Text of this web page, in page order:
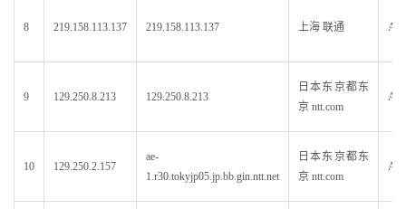
8 219.158.113.137 219.158.113.137 上海 联通
9 129.250.8.213 129.250.8.213
日本东京都东
京 ntt.com
10 129.250.2.157
ae-
1.r30.tokyjp05.jp.bb.gin.ntt.net
日本东京都东
京 ntt.com